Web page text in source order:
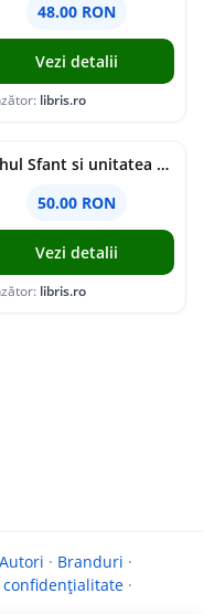
48.00 RON
Vezi detalii
libris.ro
Duhul Sfant si unitatea Bisericii. Jurnal de Conciliu - Andre Scrima
50.00 RON
Vezi detalii
libris.ro
Autori · Branduri ·
confidențialitate ·